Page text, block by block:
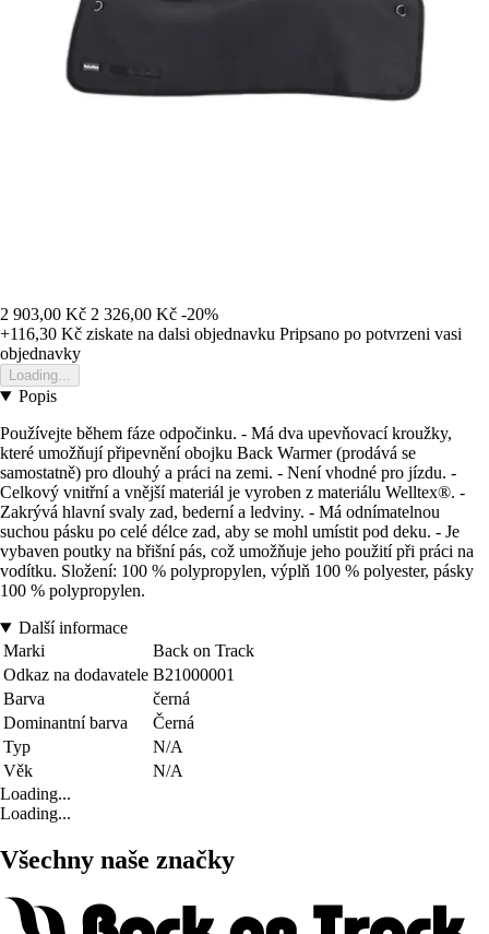
2 903,00 Kč 2 326,00 Kč -20%
+116,30 Kč ziskate na dalsi objednavku Pripsano po potvrzeni vasi
objednavky
Loading...
Popis
Používejte během fáze odpočinku. - Má dva upevňovací kroužky,
které umožňují připevnění obojku Back Warmer (prodává se
samostatně) pro dlouhý a práci na zemi. - Není vhodné pro jízdu. -
Celkový vnitřní a vnější materiál je vyroben z materiálu Welltex®. -
Zakrývá hlavní svaly zad, bederní a ledviny. - Má odnímatelnou
suchou pásku po celé délce zad, aby se mohl umístit pod deku. - Je
vybaven poutky na břišní pás, což umožňuje jeho použití při práci na
vodítku. Složení: 100 % polypropylen, výplň 100 % polyester, pásky
100 % polypropylen.
Další informace
Marki
Back on Track
Odkaz na dodavatele B21000001
Barva
černá
Dominantní barva
Černá
Typ
N/A
Věk
N/A
Loading...
Loading...
Všechny naše značky